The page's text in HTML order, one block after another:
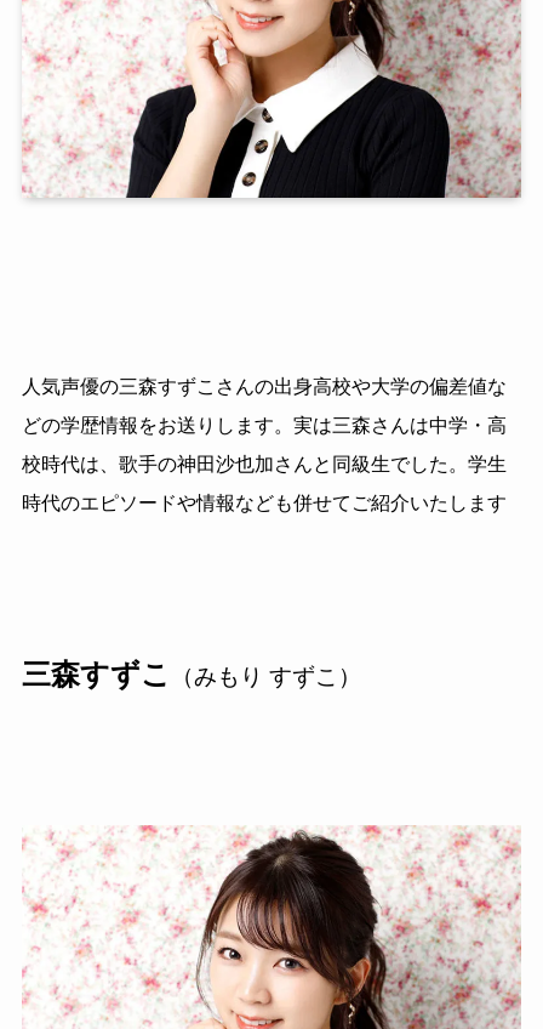
人気声優の三森すずこさんの出身高校や大学の偏差値な
どの学歴情報をお送りします。実は三森さんは中学・高
校時代は、歌手の神田沙也加さんと同級生でした。学生
時代のエピソードや情報なども併せてご紹介いたします
三森すずこ （みもり すずこ）